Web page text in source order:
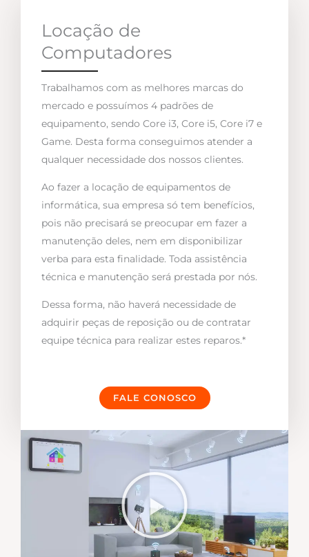
Locação de
Computadores
Trabalhamos com as melhores marcas do
mercado e possuímos 4 padrões de
equipamento, sendo Core i3, Core i5, Core i7 e
Game. Desta forma conseguimos atender a
qualquer necessidade dos nossos clientes.
Ao fazer a locação de equipamentos de
informática, sua empresa só tem benefícios,
pois não precisará se preocupar em fazer a
manutenção deles, nem em disponibilizar
verba para esta finalidade. Toda assistência
técnica e manutenção será prestada por nós.
Dessa forma, não haverá necessidade de
adquirir peças de reposição ou de contratar
equipe técnica para realizar estes reparos.*
FALE CONOSCO